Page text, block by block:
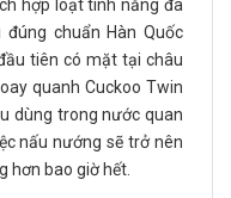
hợp loạt tính năng đa
chuẩn Hàn Quốc
tiên có mặt tại châu
quanh Cuckoo Twin
dùng trong nước quan
nấu nướng sẽ trở nên
hơn bao giờ hết.